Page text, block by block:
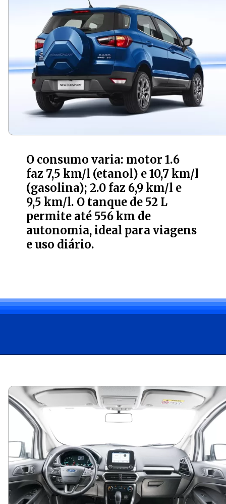
O consumo varia: motor 1.6
faz 7,5 km/l (etanol) e 10,7 km/l
(gasolina); 2.0 faz 6,9 km/l e
9,5 km/l. O tanque de 52 L
permite até 556 km de
autonomia, ideal para viagens
e uso diário.